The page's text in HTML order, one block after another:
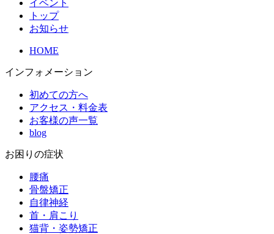
イベント
トップ
お知らせ
HOME
インフォメーション
初めての方へ
アクセス・料金表
お客様の声一覧
blog
お困りの症状
腰痛
骨盤矯正
自律神経
首・肩こり
猫背・姿勢矯正